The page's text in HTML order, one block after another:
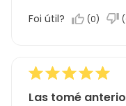
1.0
Foi útil? (0) (
Las tomé